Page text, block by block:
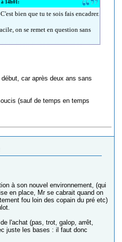
à 14h01:
bien que tu te sois fais encadrer.
on se remet en question sans
car après deux ans sans
(sauf de temps en temps
à son nouvel environnement, (qui
en place, Mr se cabrait quand on
fou loin des copain du pré etc)
l'achat (pas, trot, galop, arrêt,
juste les bases : il faut donc